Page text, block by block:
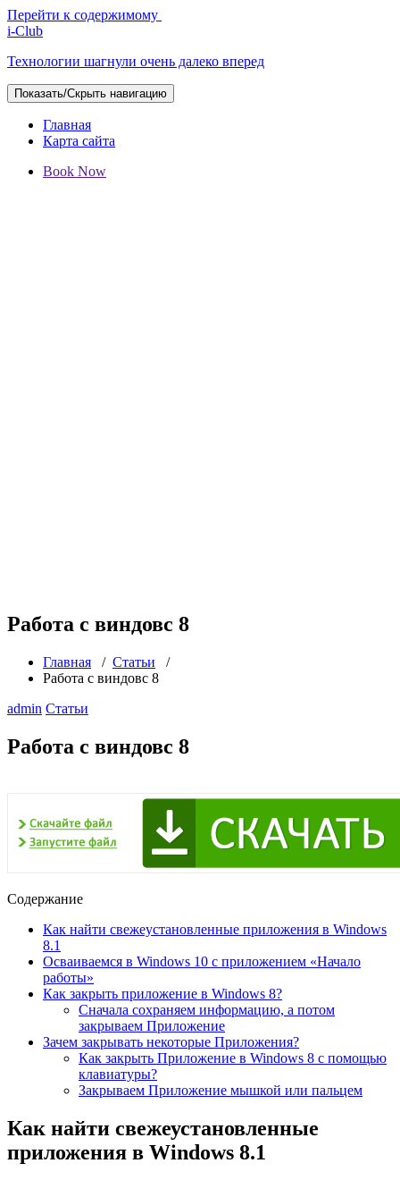
Перейти к содержимому
i-Club
Технологии шагнули очень далеко вперед
Показать/Скрыть навигацию
Главная
Карта сайта
Book Now
Работа с виндовс 8
Главная / Статьи /
Работа с виндовс 8
admin Статьи
Работа с виндовс 8
Содержание
Как найти свежеустановленные приложения в Windows
8.1
Осваиваемся в Windows 10 с приложением «Начало
работы»
Как закрыть приложение в Windows 8?
Сначала сохраняем информацию, а потом
закрываем Приложение
Зачем закрывать некоторые Приложения?
Как закрыть Приложение в Windows 8 с помощью
клавиатуры?
Закрываем Приложение мышкой или пальцем
Как найти свежеустановленные
приложения в Windows 8.1